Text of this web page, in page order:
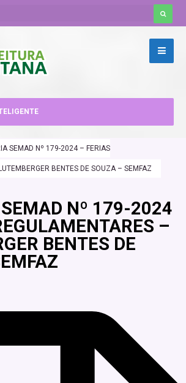
SEMAD Nº 179-2024 – FERIAS
BENTES DE SOUZA – SEMFAZ
SEMAD Nº 179-2024
–
BENTES DE